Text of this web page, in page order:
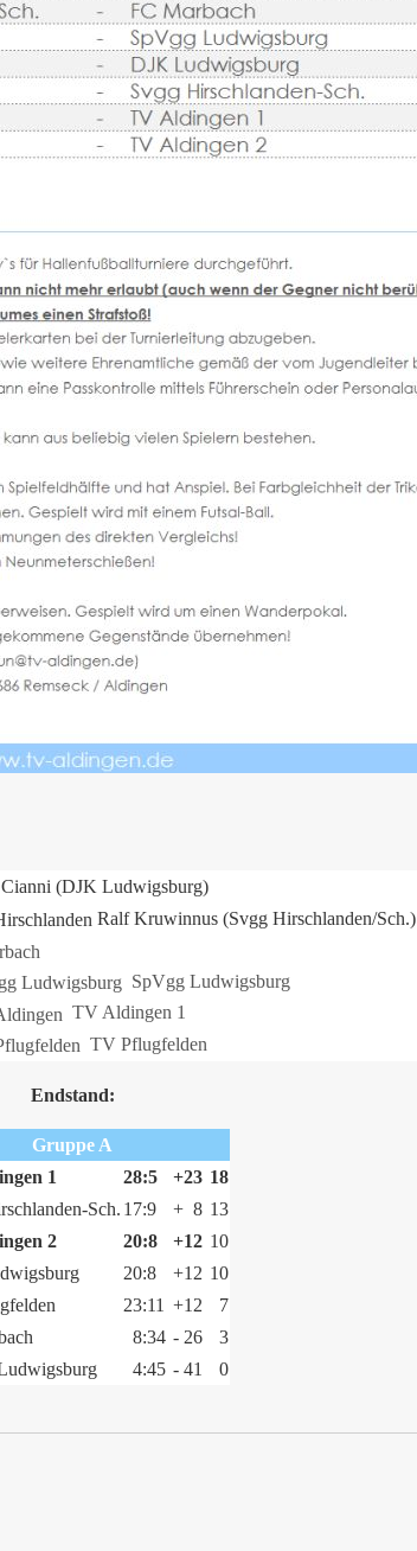
(DJK Ludwigsburg)
Ralf Kruwinnus (Svgg Hirschlanden/Sch.)
SpVgg Ludwigsburg
TV Aldingen 1
TV Pflugfelden
Endstand:
Gruppe A
1 28:5 +23 18
Sch. 17:9 + 8 13
2 20:8 +12 10
20:8 +12 10
23:11 +12
7
8:34 - 26
3
4:45 - 41 0